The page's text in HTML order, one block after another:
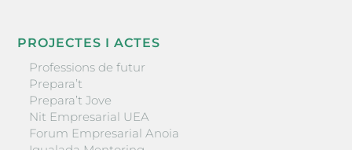
PROJECTES I ACTES
Professions de futur
Prepara’t
Prepara’t Jove
Nit Empresarial UEA
Forum Empresarial Anoia